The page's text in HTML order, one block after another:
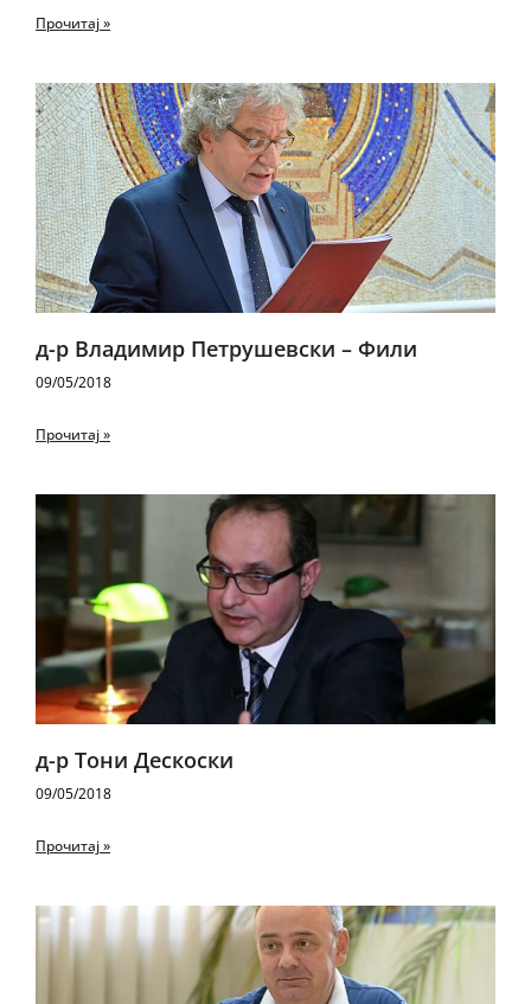
Прочитај »
д-р Владимир Петрушевски – Фили
09/05/2018
Прочитај »
д-р Тони Дескоски
09/05/2018
Прочитај »